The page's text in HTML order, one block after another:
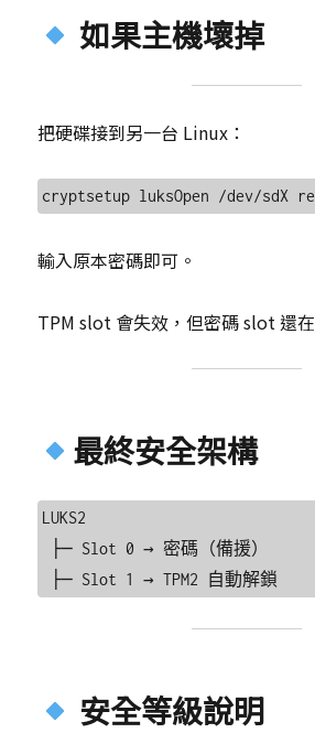
如果主機壞掉
把硬碟接到另一台 Linux：
輸入原本密碼即可。
TPM slot 會失效，但密碼 slot 還在
最終安全架構
LUKS2
安全等級說明